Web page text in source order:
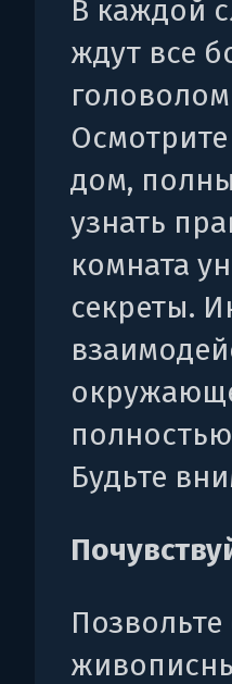
В каждой
ждут все
дом,
узнать
комната
секреты.
Будьте
Позвольте